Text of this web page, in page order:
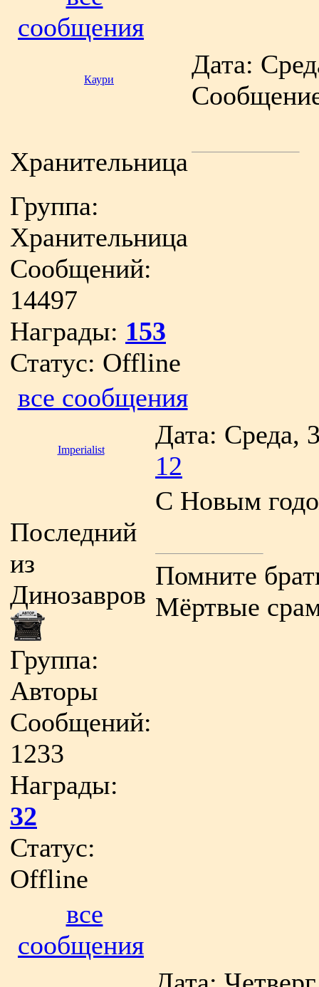
сообщения
Каури
Дата:
Хранительница
Группа:
Хранительница
Сообщений:
14497
Награды: 153
Статус: Offline
все сообщения
Imperialist
Дата: Среда,
12
Последний
из
Динозавров
Группа:
Авторы
Сообщений:
1233
Награды:
32
Статус:
Offline
С Новым
Помните
Мёртвые
все
сообщения